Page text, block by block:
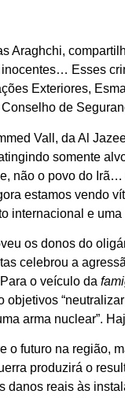
Araghchi,
Esses
Exteriores,
de
Vall, da Al
somente
não o povo do
estamos vendo
internacional e
os donos do
celebrou a
o veículo da
arma nuclear”.
o futuro na região,
produzirá o
danos reais às